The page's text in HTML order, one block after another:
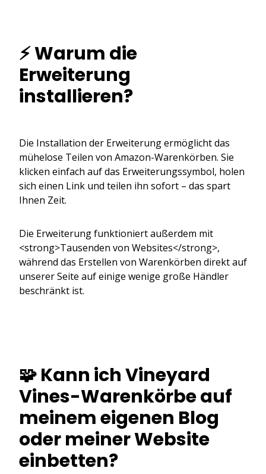
⚡ Warum die
Erweiterung
installieren?
Die Installation der Erweiterung ermöglicht das
mühelose Teilen von Amazon-Warenkörben. Sie
klicken einfach auf das Erweiterungssymbol, holen
sich einen Link und teilen ihn sofort – das spart
Ihnen Zeit.
Die Erweiterung funktioniert außerdem mit
<strong>Tausenden von Websites</strong>,
während das Erstellen von Warenkörben direkt auf
unserer Seite auf einige wenige große Händler
beschränkt ist.
🧩 Kann ich Vineyard
Vines-Warenkörbe auf
meinem eigenen Blog
oder meiner Website
einbetten?